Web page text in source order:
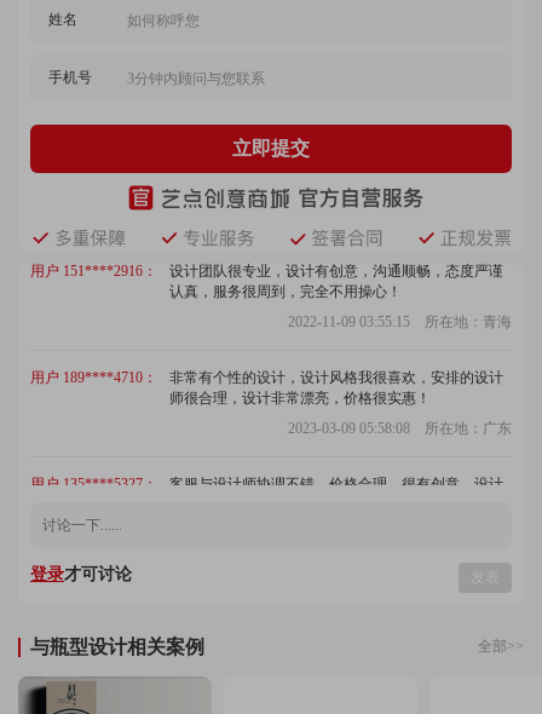
姓名
手机号
立即提交
到，价格便宜，服务很周到！
整体水平很高，设计师很有想法，设计风格合我心
意，交付准时，信守承诺，很良心！
2023-04-04 03:17:05 所在地：陕西
用户 151****2916：
设计团队很专业，设计有创意，沟通顺畅，态度严谨
认真，服务很周到，完全不用操心！
2022-11-09 03:55:15 所在地：青海
用户 189****4710：
非常有个性的设计，设计风格我很喜欢，安排的设计
师很合理，设计非常漂亮，价格很实惠！
2023-03-09 05:58:08 所在地：广东
用户 135****5327：
客服与设计师协调不错，价格合理，很有创意，设计
用户 133****3029：
设计师很专业，服务不错，沟通也顺畅，作品一致通
用户 189****5623：
登录才可讨论
与瓶型设计相关案例 全部>>